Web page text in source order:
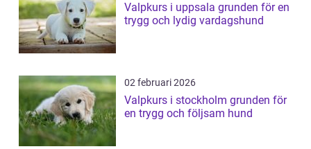
Valpkurs i uppsala grunden för en
trygg och lydig vardagshund
02 februari 2026
Valpkurs i stockholm grunden för
en trygg och följsam hund